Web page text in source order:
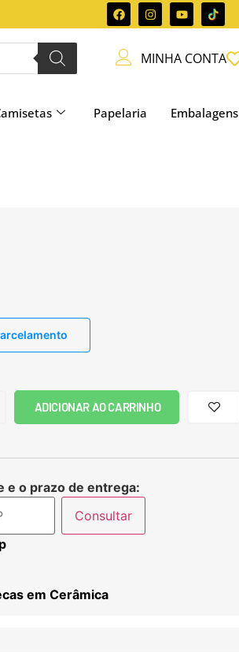
MINHA CONTA
Papelaria Embalagens
ADICIONAR AO CARRINHO
e o prazo de entrega:
Consultar
em Cerâmica